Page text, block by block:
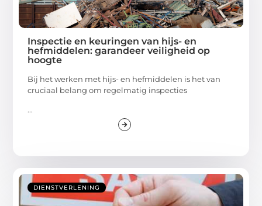
Inspectie en keuringen van hijs- en
hefmiddelen: garandeer veiligheid op
hoogte
Bij het werken met hijs- en hefmiddelen is het van
cruciaal belang om regelmatig inspecties
...
DIENSTVERLENING